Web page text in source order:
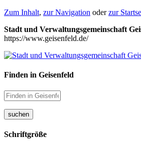
Zum Inhalt, zur Navigation oderzur
Stadt und Verwaltungsgemeinschaft
https://www.geisenfeld.de/
Finden in Geisenfeld
suchen
Schriftgröße